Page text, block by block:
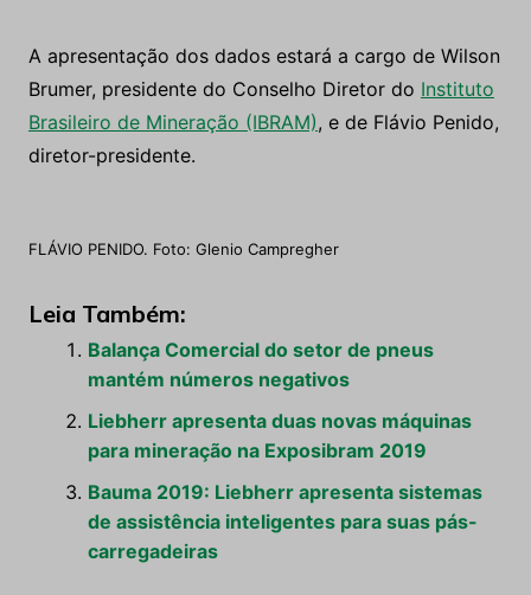
A apresentação dos dados estará a cargo de Wilson
Brumer, presidente do Conselho Diretor do Instituto
Brasileiro de Mineração (IBRAM), e de Flávio Penido,
diretor-presidente.
FLÁVIO PENIDO. Foto: Glenio Campregher
Leia Também:
Balança Comercial do setor de pneus
mantém números negativos
Liebherr apresenta duas novas máquinas
para mineração na Exposibram 2019
Bauma 2019: Liebherr apresenta sistemas
de assistência inteligentes para suas pás-
carregadeiras